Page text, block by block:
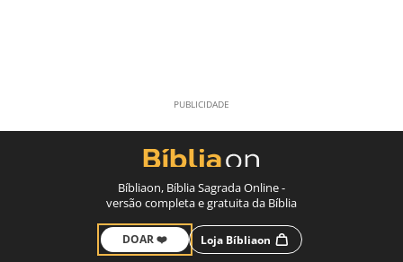
Bíbliaon, Bíblia Sagrada Online -
versão completa e gratuita da Bíblia
DOAR ❤️ Loja Bíbliaon